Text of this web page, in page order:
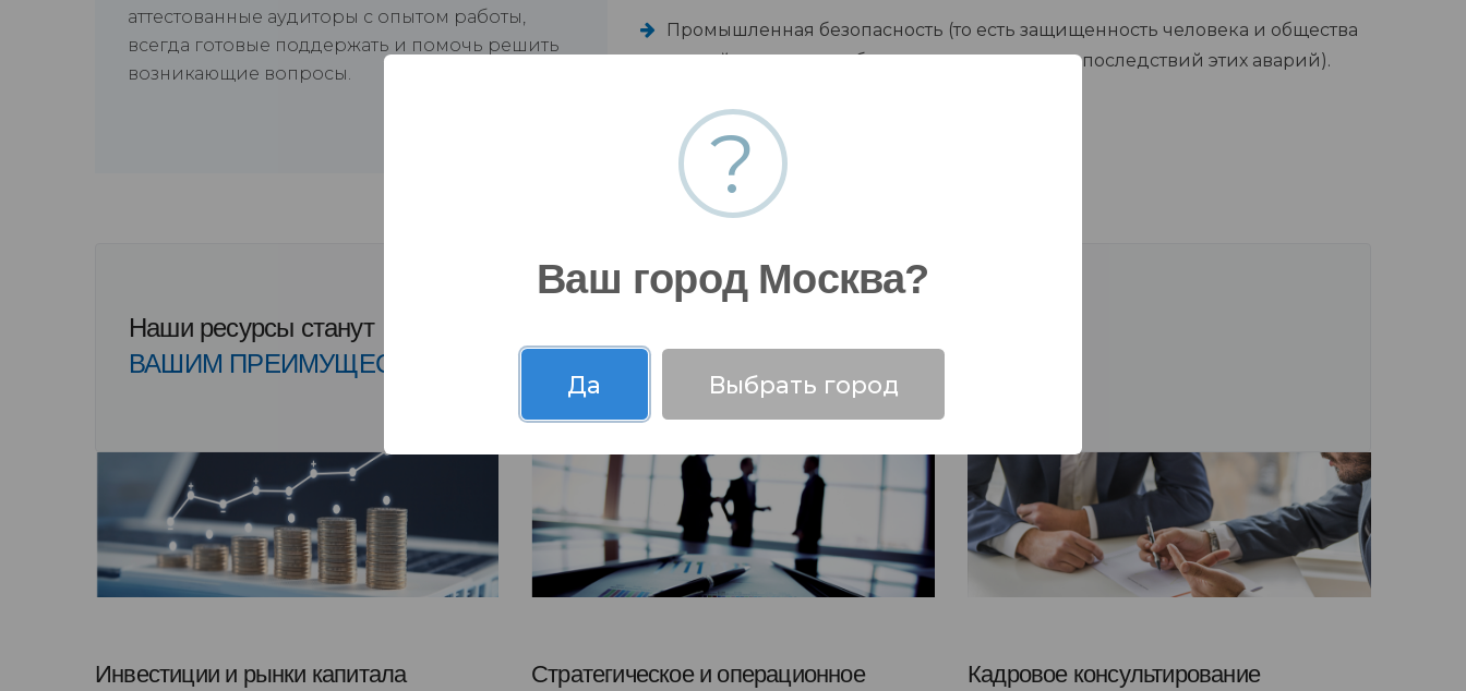
аттестованные аудиторы с опытом работы,
всегда готовые поддержать и помочь решить
возникающие вопросы.
Промышленная безопасность (то есть защищенность человека и общества
от аварий на опасных объектах производства и последствий этих аварий).
Наши ресурсы станут
ВАШИМ ПРЕИМУЩЕСТВОМ
Инвестиции и рынки капитала
Стратегическое и операционное
Кадровое консультирование
?
Ваш город Москва?
Да Выбрать город